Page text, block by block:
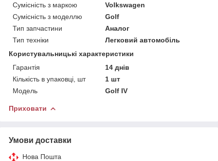
Сумісність з маркою
Volkswagen
Сумісність з моделлю
Golf
Тип запчастини
Аналог
Тип техніки
Легковий автомобіль
Користувальницькі характеристики
Гарантія
14 днів
Кількість в упаковці, шт
1 шт
Мoдель
Golf IV
Приховати
Умови доставки
Нова Пошта